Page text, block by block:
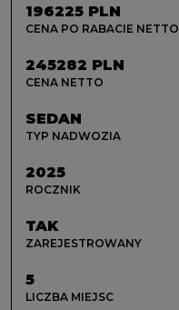
196225 PLN
CENA PO RABACIE NETTO
245282 PLN
CENA NETTO
SEDAN
TYP NADWOZIA
2025
ROCZNIK
TAK
ZAREJESTROWANY
5
LICZBA MIEJSC